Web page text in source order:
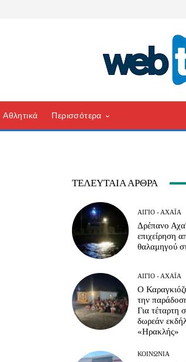
Αθλητικά Περισσότερα
ΤΕΛΕΥΤΑΊΑ ΆΡΘΡΑ
ΑΊΓΙΟ - ΑΧΑΪ́Α
Δρέπανο
επιχείρηση
θαλαμηγού
ΑΊΓΙΟ - ΑΧΑΪ́Α
Ο
την
Για τέταρτη
δωρεάν
«Ηρακλής»
ΚΟΙΝΩΝΊΑ